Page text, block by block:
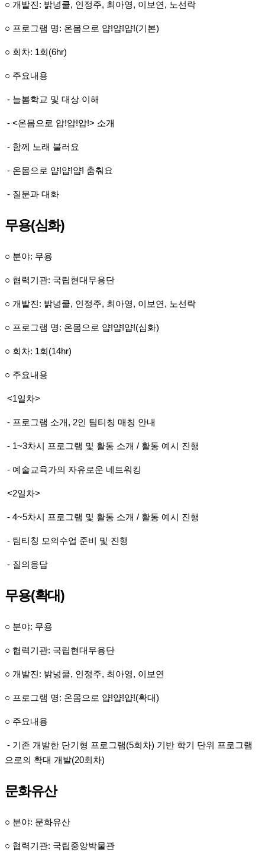
○ 개발진: 밝넝쿨, 인정주, 최아영, 이보연, 노선락
○ 프로그램 명: 온몸으로 얍!얍!얍!(기본)
○ 회차: 1회(6hr)
○ 주요내용
- 늘봄학교 및 대상 이해
- <온몸으로 얍!얍!얍!> 소개
- 함께 노래 불러요
- 온몸으로 얍!얍!얍! 춤춰요
- 질문과 대화
무용(심화)
○ 분야: 무용
○ 협력기관: 국립현대무용단
○ 개발진: 밝넝쿨, 인정주, 최아영, 이보연, 노선락
○ 프로그램 명: 온몸으로 얍!얍!얍!(심화)
○ 회차: 1회(14hr)
○ 주요내용
<1일차>
- 프로그램 소개, 2인 팀티칭 매칭 안내
- 1~3차시 프로그램 및 활동 소개 / 활동 예시 진행
- 예술교육가의 자유로운 네트워킹
<2일차>
- 4~5차시 프로그램 및 활동 소개 / 활동 예시 진행
- 팀티칭 모의수업 준비 및 진행
- 질의응답
무용(확대)
○ 분야: 무용
○ 협력기관: 국립현대무용단
○ 개발진: 밝넝쿨, 인정주, 최아영, 이보연
○ 프로그램 명: 온몸으로 얍!얍!얍!(확대)
○ 주요내용
- 기존 개발한 단기형 프로그램(5회차) 기반 학기 단위 프로그램
으로의 확대 개발(20회차)
문화유산
○ 분야: 문화유산
○ 협력기관: 국립중앙박물관